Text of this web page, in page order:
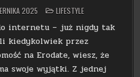
2025 POSTED
IN
LIFESTYLE
internetu – już nigdy tak
kiedykolwiek przez
na Erodate, wiesz, że
swoje wyjątki. Z jednej